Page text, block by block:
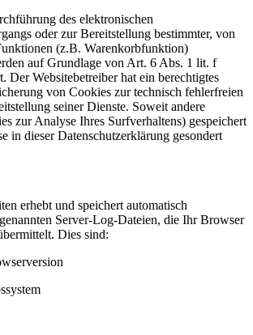
des elektronischen
oder zur Bereitstellung bestimmter, von
(z.B. Warenkorbfunktion)
auf Grundlage von Art. 6 Abs. 1 lit. f
Der Websitebetreiber hat ein berechtigtes
von Cookies zur technisch fehlerfreien
seiner Dienste. Soweit andere
zur Analyse Ihres Surfverhaltens) gespeichert
in dieser Datenschutzerklärung gesondert
erhebt und speichert automatisch
Server-Log-Dateien, die Ihr Browser
Dies sind: